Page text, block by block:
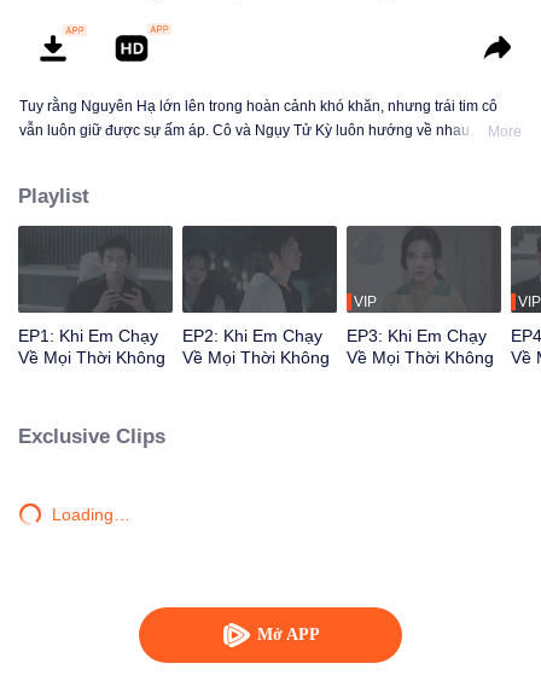
Mở APP
Tuy rằng Nguyên Hạ lớn lên trong hoàn cảnh khó khăn, nhưng trái tim cô
vẫn luôn giữ được sự ấm áp. Cô và Ngụy Tử Kỳ luôn hướng về nhau, bùMore
Playlist
EP1: Khi Em Chạy
Về Mọi Thời Không
EP2: Khi Em Chạy
Về Mọi Thời Không
VIP
EP3: Khi Em Chạy
Về Mọi Thời Không
VIP
Về
Exclusive Clips
Loading…